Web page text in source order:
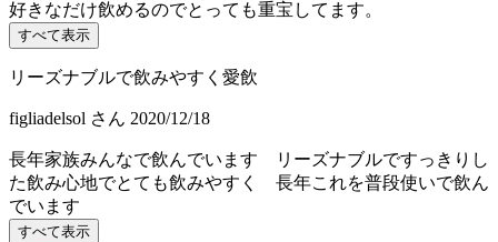
好きなだけ飲めるのでとっても重宝してます。
すべて表示
リーズナブルで飲みやすく愛飲
figliadelsol さん 2020/12/18
長年家族みんなで飲んでいます リーズナブルですっきりし
た飲み心地でとても飲みやすく 長年これを普段使いで飲ん
でいます
すべて表示